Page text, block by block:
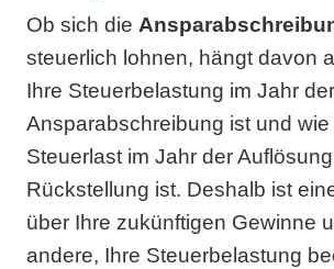
Ob sich die
steuerlich lohnen, hängt davon
Ihre Steuerbelastung im Jahr
Ansparabschreibung ist und
Steuerlast im Jahr der
Rückstellung ist. Deshalb ist
über Ihre zukünftigen Gewinne
andere, Ihre Steuerbelastung